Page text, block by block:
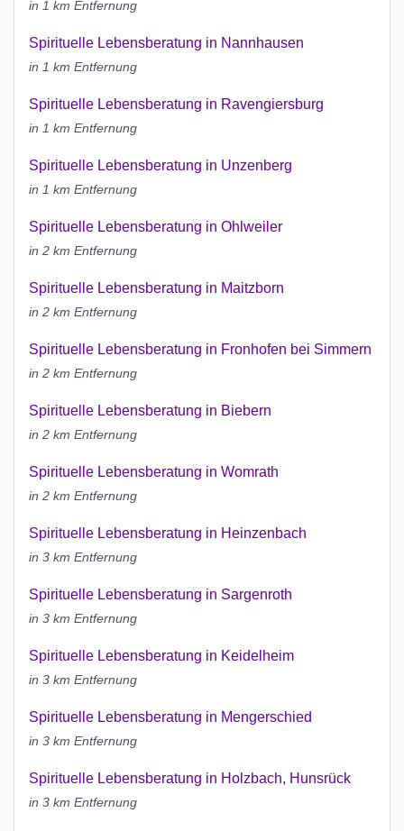
in 1 km Entfernung
Spirituelle Lebensberatung in Nannhausen
in 1 km Entfernung
Spirituelle Lebensberatung in Ravengiersburg
in 1 km Entfernung
Spirituelle Lebensberatung in Unzenberg
in 1 km Entfernung
Spirituelle Lebensberatung in Ohlweiler
in 2 km Entfernung
Spirituelle Lebensberatung in Maitzborn
in 2 km Entfernung
Spirituelle Lebensberatung in Fronhofen bei Simmern
in 2 km Entfernung
Spirituelle Lebensberatung in Biebern
in 2 km Entfernung
Spirituelle Lebensberatung in Womrath
in 2 km Entfernung
Spirituelle Lebensberatung in Heinzenbach
in 3 km Entfernung
Spirituelle Lebensberatung in Sargenroth
in 3 km Entfernung
Spirituelle Lebensberatung in Keidelheim
in 3 km Entfernung
Spirituelle Lebensberatung in Mengerschied
in 3 km Entfernung
Spirituelle Lebensberatung in Holzbach, Hunsrück
in 3 km Entfernung